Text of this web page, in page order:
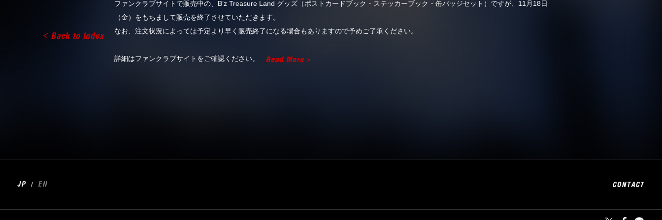
ファンクラブサイトで販売中の、B’z Treasure Land グッズ（ポストカードブック・ステッカーブック・缶バッジセット）ですが、11月18日
（金）をもちまして販売を終了させていただきます。
なお、注文状況によっては予定より早く販売終了になる場合もありますので予めご了承ください。
詳細はファンクラブサイトをご確認ください。
/